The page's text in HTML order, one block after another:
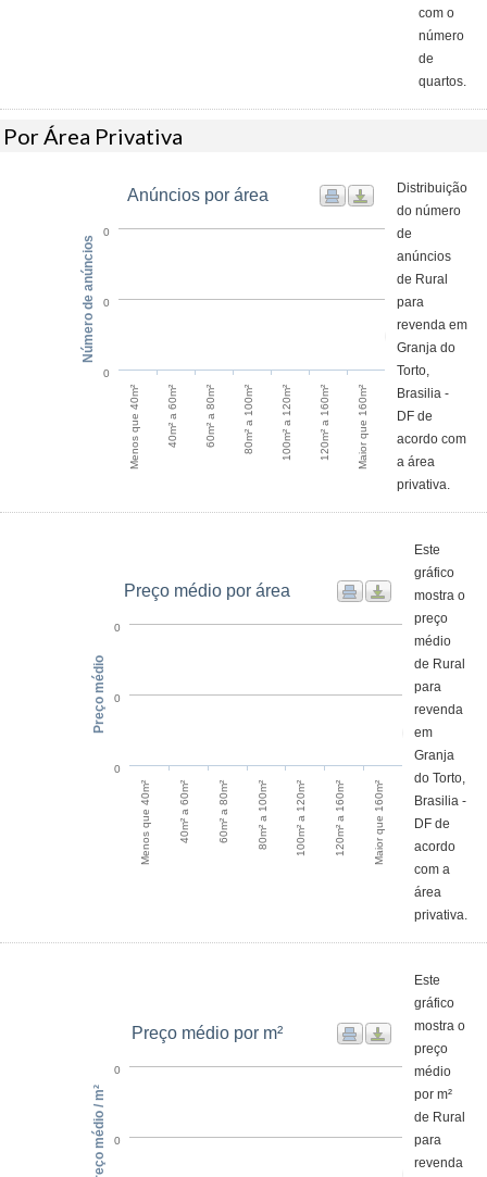
com o
número
de
quartos.
Por Área Privativa
Anúncios por área
Menos que 40m² 40m² a 60m² 60m² a 80m² 80m² a 100m² 100m² a 120m² 120m² a 160m² Maior que 160m²
0
0
0
Número de anúncios
Distribuição
do número
de
anúncios
de Rural
para
revenda em
Granja do
Torto,
Brasilia -
DF de
acordo com
a área
privativa.
Preço médio por área
Menos que 40m² 40m² a 60m² 60m² a 80m² 80m² a 100m² 100m² a 120m² 120m² a 160m² Maior que 160m²
0
0
0
Preço médio
Este
gráfico
mostra o
preço
médio
de Rural
para
revenda
em
Granja
do Torto,
Brasilia -
DF de
acordo
com a
área
privativa.
Preço médio por m²
0
0
Preço médio / m²
Este
gráfico
mostra o
preço
médio
por m²
de Rural
para
revenda